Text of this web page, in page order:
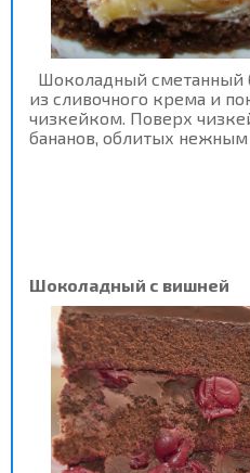
Шоколадный сметанный
из сливочного крема и
чизкейком. Поверх
бананов, облитых
Шоколадный с вишней